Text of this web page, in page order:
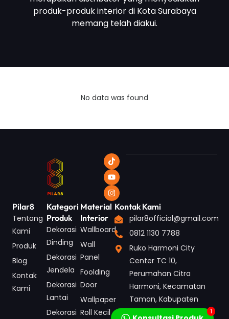
produk-produk interior di Kota Surabaya
memang telah diakui.
No data was found
Pilar8
Tentang
Kami
Produk
Blog
Kontak
Kami
Kategori
Produk
Dekorasi
Dinding
Dekorasi
Jendela
Dekorasi
Lantai
Dekorasi
Material
Interior
Wallboard
Wall
Panel
Foolding
Door
Wallpaper
Roll Kecil
Kontak Kami
pilar8official@gmail.com
0812 1130 7788
Ruko Harmoni City
Center TC 10,
Perumahan Citra
Harmoni, Kecamatan
Taman, Kabupaten
Sidoarjo, Jawa Timur
1